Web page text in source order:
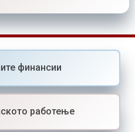
финансии
работење